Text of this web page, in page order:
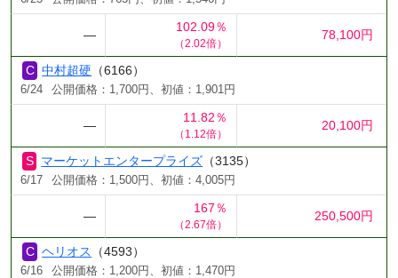
―
102.09％
（2.02倍）
78,100円
中村超硬 （6166）
6/24 公開価格：1,700円、初値：1,901円
―
11.82％
（1.12倍）
20,100円
マーケットエンタープライズ （3135）
6/17 公開価格：1,500円、初値：4,005円
―
167％
（2.67倍）
250,500円
ヘリオス （4593）
6/16 公開価格：1,200円、初値：1,470円